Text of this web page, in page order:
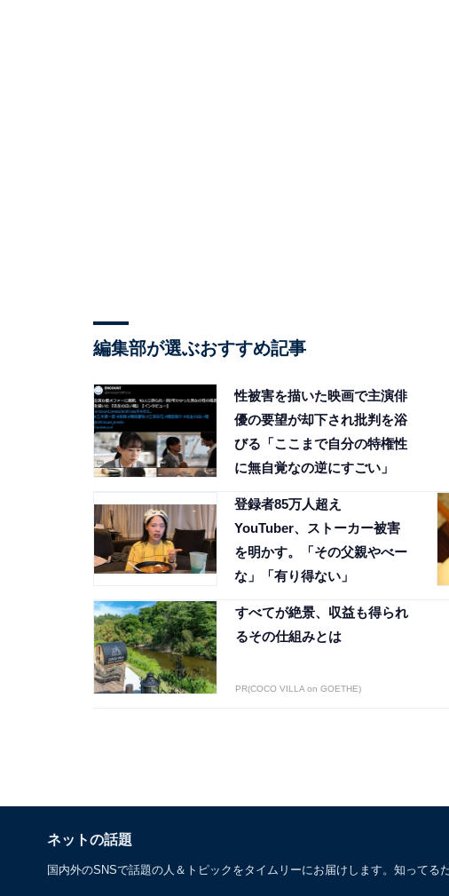
編集部が選ぶおすすめ記事
性被害を描いた映画で主演俳
優の要望が却下され批判を浴
びる「ここまで自分の特権性
に無自覚なの逆にすごい」
登録者85万人超え
YouTuber、ストーカー被害
を明かす。「その父親やべー
な」「有り得ない」
すべてが絶景、収益も得られ
るその仕組みとは
PR(COCO VILLA on GOETHE)
ネットの話題
国内外のSNSで話題の人＆トピックをタイムリーにお届けします。知って